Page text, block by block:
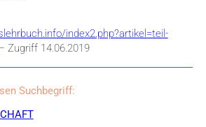
index2.php?artikel=teil-
Zugriff 14.06.2019
Suchbegriff: